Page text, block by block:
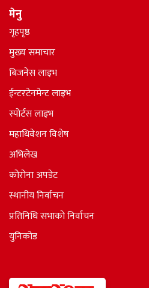
मेनु
गृहपृष्ठ
मुख्य समाचार
बिजनेस लाइभ
ईन्टरटेनमेन्ट लाइभ
स्पोर्टस लाइभ
महाधिवेशन विशेष
अभिलेख
कोरोना अपडेट
स्थानीय निर्वाचन
प्रतिनिधि सभाकाे निर्वाचन
युनिकोड